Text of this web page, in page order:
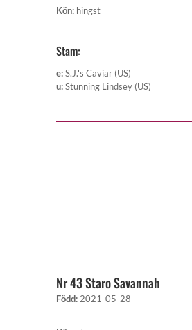
Kön: hingst
Stam:
e:S.J.'s Caviar (US)
u:Stunning Lindsey (US)
Nr 43 Staro Savannah
Född: 2021-05-28